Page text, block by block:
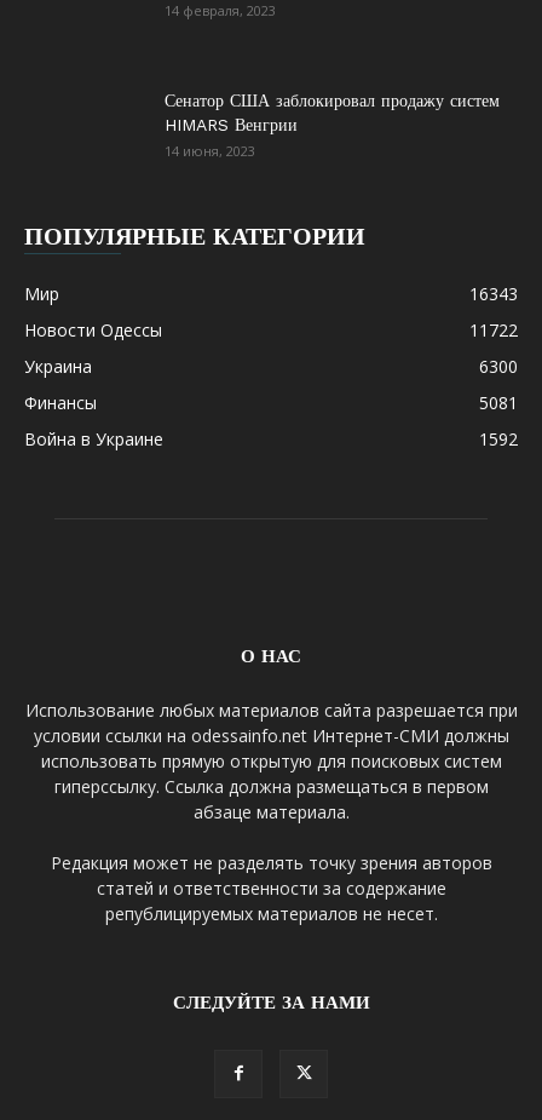
14 февраля, 2023
Сенатор США заблокировал продажу систем
HIMARS Венгрии
14 июня, 2023
ПОПУЛЯРНЫЕ КАТЕГОРИИ
Мир
16343
Новости Одессы
11722
Украина
6300
Финансы
5081
Война в Украине
1592
О НАС
Использование любых материалов сайта разрешается при
условии ссылки на odessainfo.net Интернет-СМИ должны
использовать прямую открытую для поисковых систем
гиперссылку. Ссылка должна размещаться в первом
абзаце материала.
Редакция может не разделять точку зрения авторов
статей и ответственности за содержание
републицируемых материалов не несет.
СЛЕДУЙТЕ ЗА НАМИ